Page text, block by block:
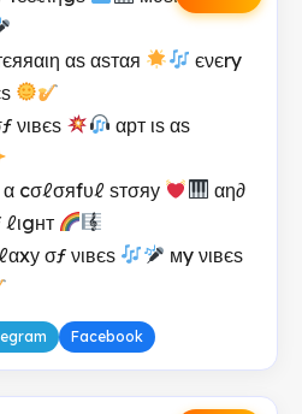
αѕ αѕтαя
єνєry
νιвєѕ
αрт ιѕ αѕ
α cσℓσяfυℓ ѕтσяу
αη∂
σƒ νιвєѕ
мy νιвєѕ
Facebook